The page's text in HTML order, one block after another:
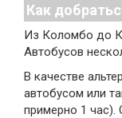
Как
Из Коломбо до
Автобусов
В качестве
автобусом или
примерно 1 час).